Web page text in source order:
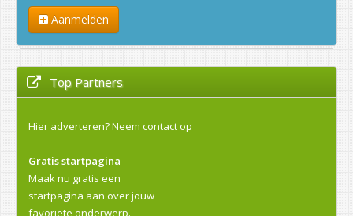
Aanmelden
Top Partners
Hier adverteren?Neem contact op
Gratis startpagina
Maak nu gratis een
startpagina aan over jouw
favoriete onderwerp.